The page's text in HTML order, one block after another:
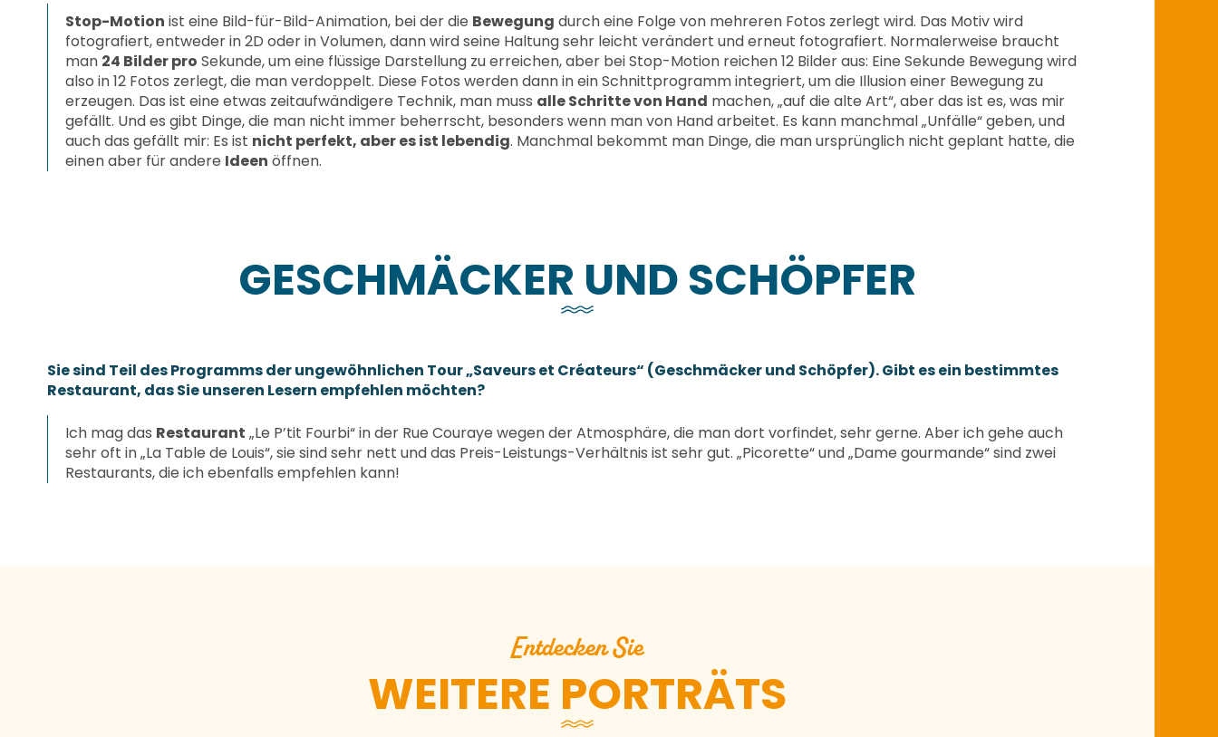
Stop-Motion ist eine Bild-für-Bild-Animation, bei der die Bewegung durch eine Folge von mehreren Fotos zerlegt wird. Das Motiv wird
fotografiert, entweder in 2D oder in Volumen, dann wird seine Haltung sehr leicht verändert und erneut fotografiert. Normalerweise braucht
man 24 Bilder pro Sekunde, um eine flüssige Darstellung zu erreichen, aber bei Stop-Motion reichen 12 Bilder aus: Eine Sekunde Bewegung wird
also in 12 Fotos zerlegt, die man verdoppelt. Diese Fotos werden dann in ein Schnittprogramm integriert, um die Illusion einer Bewegung zu
erzeugen. Das ist eine etwas zeitaufwändigere Technik, man muss alle Schritte von Hand machen, „auf die alte Art“, aber das ist es, was mir
gefällt. Und es gibt Dinge, die man nicht immer beherrscht, besonders wenn man von Hand arbeitet. Es kann manchmal „Unfälle“ geben, und
auch das gefällt mir: Es ist nicht perfekt, aber es ist lebendig. Manchmal bekommt man Dinge, die man ursprünglich nicht geplant hatte, die
einen aber für andere Ideen öffnen.
GESCHMÄCKER UND SCHÖPFER
Sie sind Teil des Programms der ungewöhnlichen Tour „Saveurs et Créateurs“ (Geschmäcker und Schöpfer). Gibt es ein bestimmtes
Restaurant, das Sie unseren Lesern empfehlen möchten?
Ich mag das Restaurant „Le P’tit Fourbi“ in der Rue Couraye wegen der Atmosphäre, die man dort vorfindet, sehr gerne. Aber ich gehe auch
sehr oft in „La Table de Louis“, sie sind sehr nett und das Preis-Leistungs-Verhältnis ist sehr gut. „Picorette“ und „Dame gourmande“ sind zwei
Restaurants, die ich ebenfalls empfehlen kann!
Entdecken Sie
WEITERE PORTRÄTS